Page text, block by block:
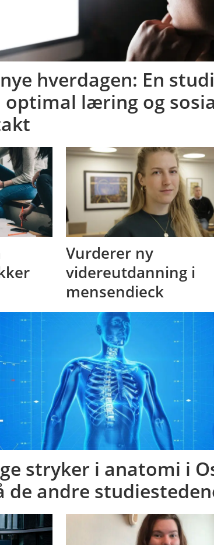
hverdagen: En
optimal læring og
Vurderer ny
videreutdanning i
mensendieck
stryker i anatomi i
de andre